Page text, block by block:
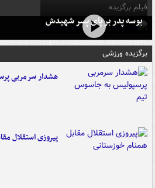
فیلم برگزیده
بوسه‌ پدر بر پای پسر شهیدش
برگزیده ورزشی
هشدار سرمربی
پیروزی استقلال